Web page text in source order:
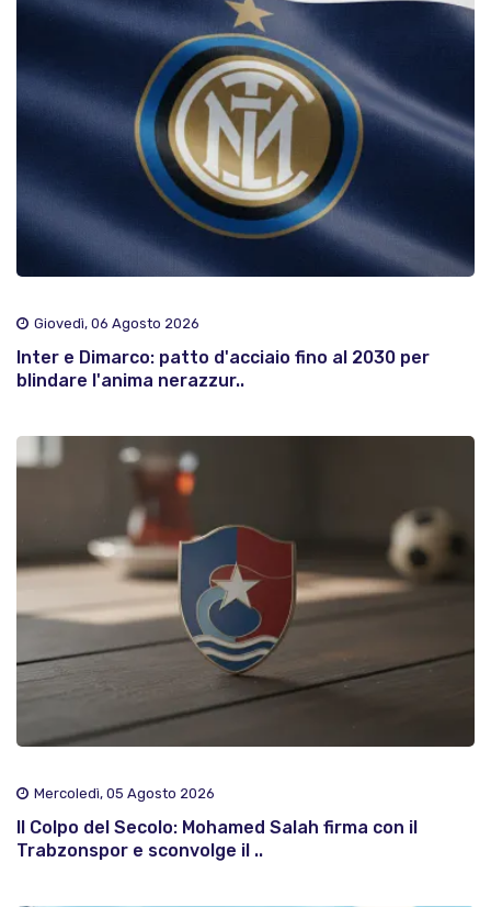
Giovedì, 06 Agosto 2026
Inter e Dimarco: patto d'acciaio fino al 2030 per
blindare l'anima nerazzur..
Mercoledì, 05 Agosto 2026
Il Colpo del Secolo: Mohamed Salah firma con il
Trabzonspor e sconvolge il ..